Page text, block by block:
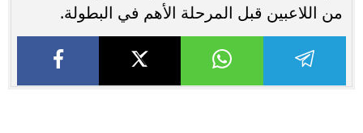
من اللاعبين قبل المرحلة الأهم في البطولة.